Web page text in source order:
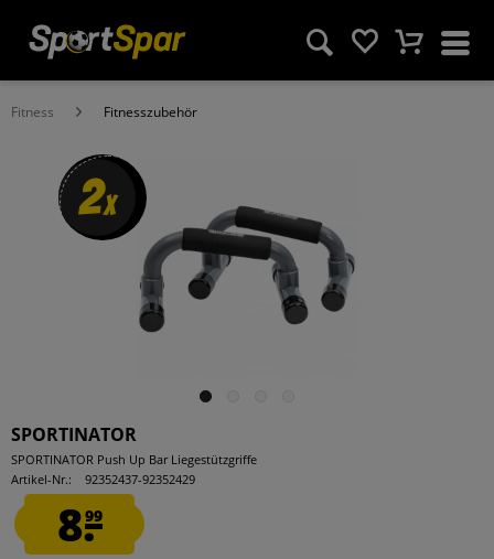
Fitness Fitnesszubehör
2x
SPORTINATOR
SPORTINATOR Push Up Bar Liegestützgriffe
Artikel-Nr.:
92352437-92352429
8.99